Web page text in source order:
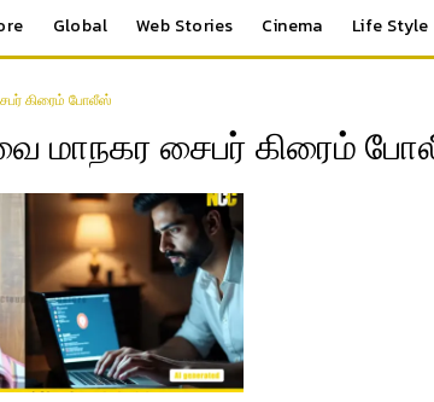
Global Web Stories Cinema Life Style
கிரைம் போலீஸ்
மாநகர சைபர் கிரைம்